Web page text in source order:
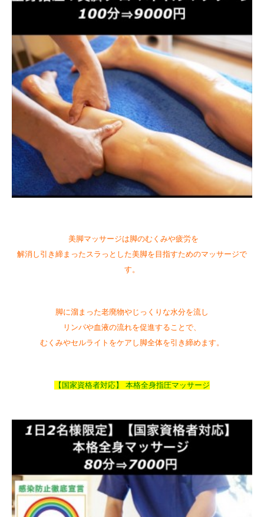
美脚マッサージは脚のむくみや疲労を
解消し引き締まったスラっとした美脚を目指すためのマッサージで
す。
脚に溜まった老廃物やじっくりな水分を流し
リンパや血液の流れを促進することで、
むくみやセルライトをケアし脚全体を引き締めます。
【国家資格者対応】 本格全身指圧マッサージ